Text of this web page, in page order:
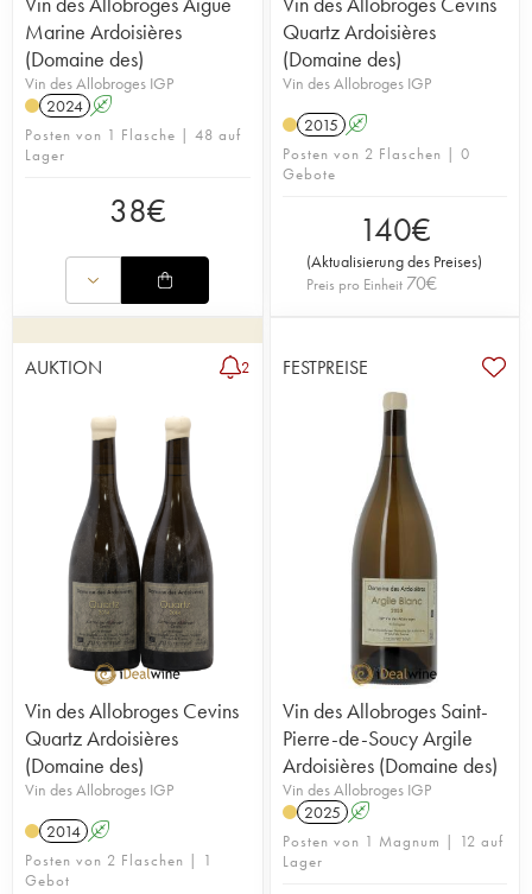
Marine Ardoisières
(Domaine des)
Vin des Allobroges IGP
2024 A
Posten von 1 Flasche | 48 auf
Lager
38€
Quartz Ardoisières
(Domaine des)
Vin des Allobroges IGP
2015 A
Posten von 2 Flaschen | 0
Gebote
140€
(Aktualisierung des Preises)
Preis pro Einheit 70€
AUKTION 2
Vin des Allobroges Cevins
Quartz Ardoisières
(Domaine des)
Vin des Allobroges IGP
2014 A
Posten von 2 Flaschen | 1
Gebot
FESTPREISE
Vin des Allobroges Saint-
Pierre-de-Soucy Argile
Ardoisières (Domaine des)
Vin des Allobroges IGP
2025 A
Posten von 1 Magnum | 12 auf
Lager